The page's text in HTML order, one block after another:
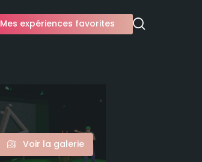
Mes expériences favorites
Voir la galerie